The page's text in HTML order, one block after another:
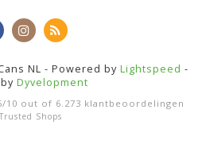
NL - Powered by Lightspeed -
Dyvelopment
/10 out of 6.273 klantbeoordelingen
Trusted Shops